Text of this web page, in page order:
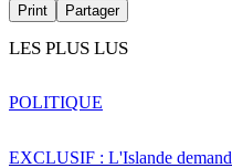
Print Partager
LES PLUS LUS
EXCLUSIF : L'Islande
POLITIQUE